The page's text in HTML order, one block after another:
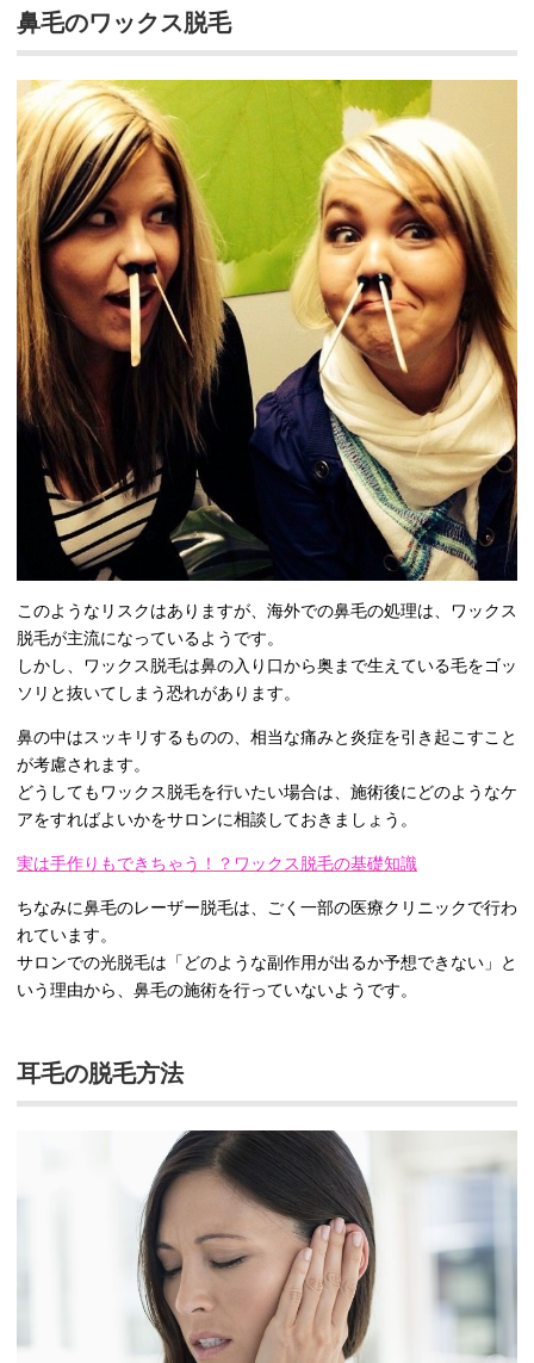
鼻毛のワックス脱毛
このようなリスクはありますが、海外での鼻毛の処理は、ワックス
脱毛が主流になっているようです。
しかし、ワックス脱毛は鼻の入り口から奥まで生えている毛をゴッ
ソリと抜いてしまう恐れがあります。
鼻の中はスッキリするものの、相当な痛みと炎症を引き起こすこと
が考慮されます。
どうしてもワックス脱毛を行いたい場合は、施術後にどのようなケ
アをすればよいかをサロンに相談しておきましょう。
実は手作りもできちゃう！？ワックス脱毛の基礎知識
ちなみに鼻毛のレーザー脱毛は、ごく一部の医療クリニックで行わ
れています。
サロンでの光脱毛は「どのような副作用が出るか予想できない」と
いう理由から、鼻毛の施術を行っていないようです。
耳毛の脱毛方法